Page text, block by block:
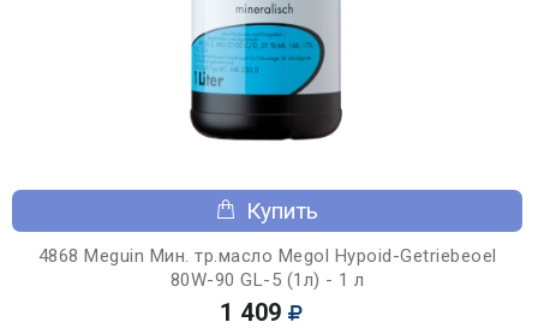
Купить
4868 Meguin Мин. тр.масло Megol Hypoid-Getriebeoel
80W-90 GL-5 (1л) - 1 л
1 409